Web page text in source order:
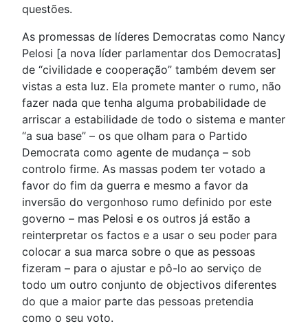
questões.
As promessas de líderes Democratas como Nancy
Pelosi [a nova líder parlamentar dos Democratas]
de “civilidade e cooperação” também devem ser
vistas a esta luz. Ela promete manter o rumo, não
fazer nada que tenha alguma probabilidade de
arriscar a estabilidade de todo o sistema e manter
“a sua base” – os que olham para o Partido
Democrata como agente de mudança – sob
controlo firme. As massas podem ter votado a
favor do fim da guerra e mesmo a favor da
inversão do vergonhoso rumo definido por este
governo – mas Pelosi e os outros já estão a
reinterpretar os factos e a usar o seu poder para
colocar a sua marca sobre o que as pessoas
fizeram – para o ajustar e pô-lo ao serviço de
todo um outro conjunto de objectivos diferentes
do que a maior parte das pessoas pretendia
como o seu voto.